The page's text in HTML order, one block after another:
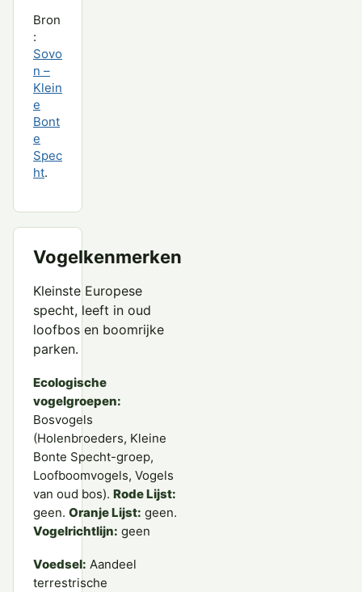
Bron
:
Sovo
n –
Klein
e
Bont
e
Spec
ht.
Vogelkenmerken
Kleinste Europese
specht, leeft in oud
loofbos en boomrijke
parken.
Ecologische
vogelgroepen:
Bosvogels
(Holenbroeders, Kleine
Bonte Specht-groep,
Loofboomvogels, Vogels
van oud bos). Rode Lijst:
geen. Oranje Lijst: geen.
Vogelrichtlijn: geen
Voedsel: Aandeel
terrestrische